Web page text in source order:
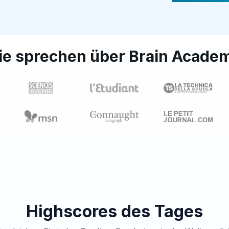
sprechen über Brain
Highscores des Tages